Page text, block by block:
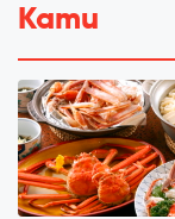
Kamu